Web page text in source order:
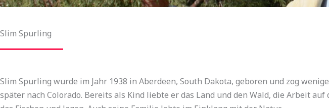
Slim Spurling
Slim Spurling wurde im Jahr 1938 in Aberdeen, South Dakota, geboren und zog
später nach Colorado. Bereits als Kind liebte er das Land und den Wald, die Arbeit auf